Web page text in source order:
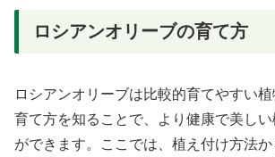
ロシアンオリーブの育て方
ロシアンオリーブは比較的育てやすい
育て方を知ることで、より健康で美し
ができます。ここでは、植え付け方法